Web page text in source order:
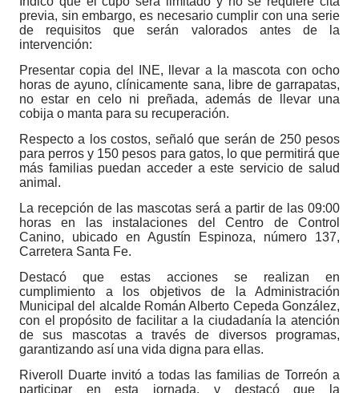
previa, sin embargo, es necesario cumplir con una serie
de requisitos que serán valorados antes de la
intervención:
Presentar copia del INE, llevar a la mascota con ocho
horas de ayuno, clínicamente sana, libre de garrapatas,
no estar en celo ni preñada, además de llevar una
cobija o manta para su recuperación.
Respecto a los costos, señaló que serán de 250 pesos
para perros y 150 pesos para gatos, lo que permitirá que
más familias puedan acceder a este servicio de salud
animal.
La recepción de las mascotas será a partir de las 09:00
horas en las instalaciones del Centro de Control
Canino, ubicado en Agustín Espinoza, número 137,
Carretera Santa Fe.
Destacó que estas acciones se realizan en
cumplimiento a los objetivos de la Administración
Municipal del alcalde Román Alberto Cepeda González,
con el propósito de facilitar a la ciudadanía la atención
de sus mascotas a través de diversos programas,
garantizando así una vida digna para ellas.
Riveroll Duarte invitó a todas las familias de Torreón a
participar en esta jornada, y destacó que la